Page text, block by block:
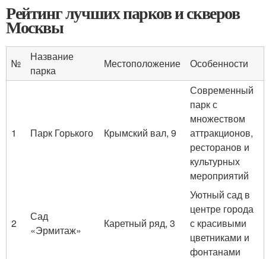
Рейтинг лучших парков и скверов
Москвы
№
Название
парка
Местоположение Особенности
1 Парк Горького Крымский вал, 9
Современный
парк с
множеством
аттракционов,
ресторанов и
культурных
мероприятий
2
Сад
«Эрмитаж»
Каретный ряд, 3
Уютный сад в
центре города
с красивыми
цветниками и
фонтанами